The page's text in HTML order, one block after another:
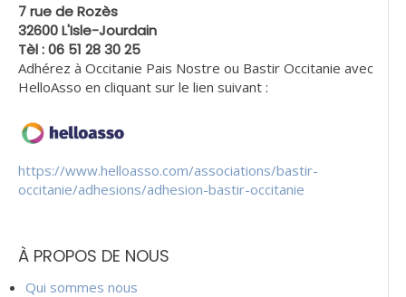
7 rue de Rozès
32600 L'Isle-Jourdain
Tèl : 06 51 28 30 25
Adhérez à Occitanie Pais Nostre ou Bastir Occitanie avec
HelloAsso en cliquant sur le lien suivant :
https://www.helloasso.com/associations/bastir-
occitanie/adhesions/adhesion-bastir-occitanie
À PROPOS DE NOUS
Qui sommes nous